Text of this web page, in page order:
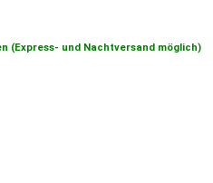
(Express- und Nachtversand möglich)